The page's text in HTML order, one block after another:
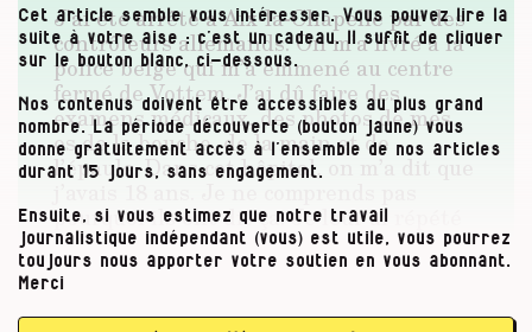
J’ai été arrêté à Aix-la-Chapelle par des
contrôleurs allemands. On m’a livré à la
police belge qui m’a emmené au centre
fermé de Vottem. J’ai dû faire des
examens médicaux, des photos de mes
os de la bouche, de la main et de
l’épaule. Dans cet hôpital, on m’a dit que
pourquoi ils ont dit ça. Je leur ai répété
plusieurs fois qu’ils s’étaient trompés. Ils
ont écrit sur un papier que j’étais né en
1991 alors que je suis né en 1993. Je
connais mon âge, je ne suis pas fou.
Cet article semble vous intéresser. Vous pouvez lire la
suite à votre aise : c’est un cadeau. Il suffit de cliquer
sur le bouton blanc, ci-dessous.
Nos contenus doivent être accessibles au plus grand
nombre. La période découverte (bouton jaune) vous
donne gratuitement accès à l’ensemble de nos articles
durant 15 jours, sans engagement.
Ensuite, si vous estimez que notre travail
journalistique indépendant (vous) est utile, vous pourrez
toujours nous apporter votre soutien en vous abonnant.
Merci